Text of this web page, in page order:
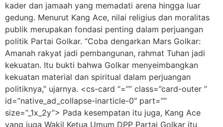
kader dan jamaah yang memadati arena hingga luar
gedung. Menurut Kang Ace, nilai religius dan moralitas
publik merupakan fondasi penting dalam perjuangan
politik Partai Golkar. “Coba dengarkan Mars Golkar:
Amanah rakyat jadi pembangunan, rahmat Tuhan jadi
kekuatan. Itu bukti bahwa Golkar menyeimbangkan
kekuatan material dan spiritual dalam perjuangan
politiknya,” ujarnya. <cs-card “=”” class=”card-outer ”
id=”native_ad_collapse-inarticle-0″ part=””
size=”_1x_2y”> Pada kesempatan itu juga, Kang Ace
yang juga Wakil Ketua Umum DPP Partai Golkar itu